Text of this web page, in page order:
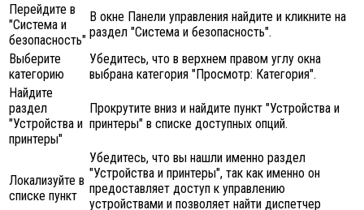
Перейдите в
"Система и
безопасность"
В окне Панели управления найдите и кликните на
раздел "Система и безопасность".
Выберите
категорию
Убедитесь, что в верхнем правом углу окна
выбрана категория "Просмотр: Категория".
Найдите
раздел
"Устройства и
принтеры"
Прокрутите вниз и найдите пункт "Устройства и
принтеры" в списке доступных опций.
Локализуйте в
списке пункт
Убедитесь, что вы нашли именно раздел
"Устройства и принтеры", так как именно он
предоставляет доступ к управлению
устройствами и позволяет найти диспетчер